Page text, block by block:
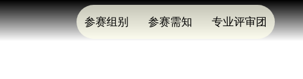
参赛组别 参赛需知 专业评审团